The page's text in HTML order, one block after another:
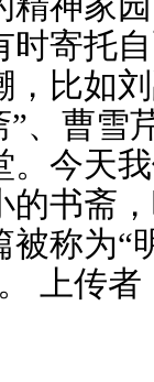
时寄托
比如
”、曹雪
。今天
的书斋
被称为“
上传者